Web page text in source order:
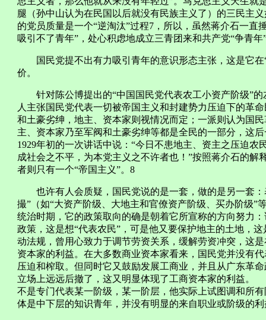
腿（孙中山认为在民国以后就没有民族主义了）的三民主
的党员质量是一个“逆淘汰”过程7，所以，虽然蒋介石一直
吸引不了青年”，处心积虑地成立三青团来和共产党“争青
国民党提不出有力吸引青年的意识形态主张，这是它在
价。
针对陈公博提出的“中国国民党代表农工小资产阶级”的
人主张国民党代表一切被帝国主义和封建势力压迫下的革
和土豪劣绅，地主、资本家则视情况而定；一派则认为国
主、资本家乃至军阀和土豪劣绅等都是全民的一部分，这
1929年初的一次讲话中说：“今日不患地主、资主之压迫
成社会之不平，为本党主义之不许者也！”按照蒋介石的
者则只有一个“帝国主义”。8
也许有人会质疑，国民党说的是一套，做的是另一套：
撮”（如“大资产阶级、大地主和官僚资产阶级、买办阶级”
统治时期，它的政策取向的确是朝着它所宣称的方向努力
政策，这是想“代表农民”，可是他又要保护地主的土地，
动法规，曾用心致力于调节劳资关系，缓解劳资冲突，这
资本家的利益。在大多数商业资本家看来，国民党并没有
压迫和榨取。但同时它又鼓励发展工商业，并且从广东革
立场上远远后撤了，这又明显体现了工商资本家的利益
不是专门代表某一阶级，某一阶层，他实际上试图调和所
体是中下层的知识青年，并没有明显的来自职业或阶级的